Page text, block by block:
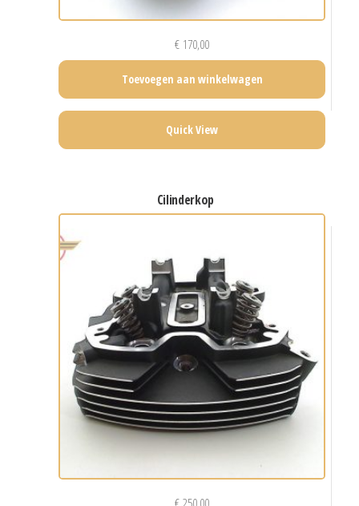
€ 170,00
Toevoegen aan winkelwagen
Quick View
cilinderkop